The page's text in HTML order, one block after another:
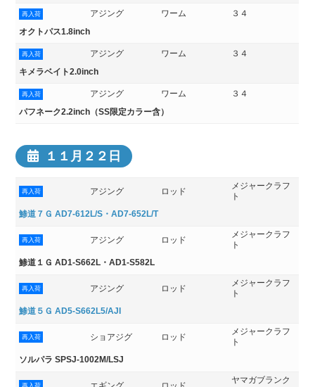
再入荷 アジング ワーム ３４
オクトパス1.8inch
再入荷 アジング ワーム ３４
キメラベイト2.0inch
再入荷 アジング ワーム ３４
パフネーク2.2inch（SS限定カラー含）
１１月２２日
再入荷 アジング ロッド
メジャークラフ
ト
鯵道７Ｇ AD7-612L/S・AD7-652L/T
再入荷 アジング ロッド
メジャークラフ
ト
鯵道１Ｇ AD1-S662L・AD1-S582L
再入荷 アジング ロッド
メジャークラフ
ト
鯵道５Ｇ AD5-S662L5/AJI
再入荷 ショアジグ ロッド
メジャークラフ
ト
ソルパラ SPSJ-1002M/LSJ
ヤマガブランク